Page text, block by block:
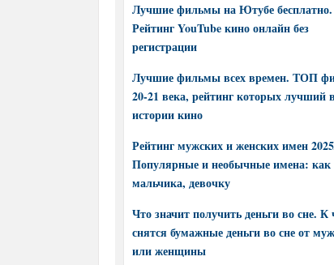
Лучшие фильмы на Ютубе бесплатно.
Рейтинг YouTube кино онлайн без
регистрации
Лучшие фильмы всех времен. ТОП
20-21 века, рейтинг которых лучший в
истории кино
Рейтинг мужских и женских имен
Популярные и необычные имена: как
мальчика, девочку
Что значит получить деньги во сне. К
снятся бумажные деньги во сне от
или женщины